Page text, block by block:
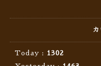
Today :
1302